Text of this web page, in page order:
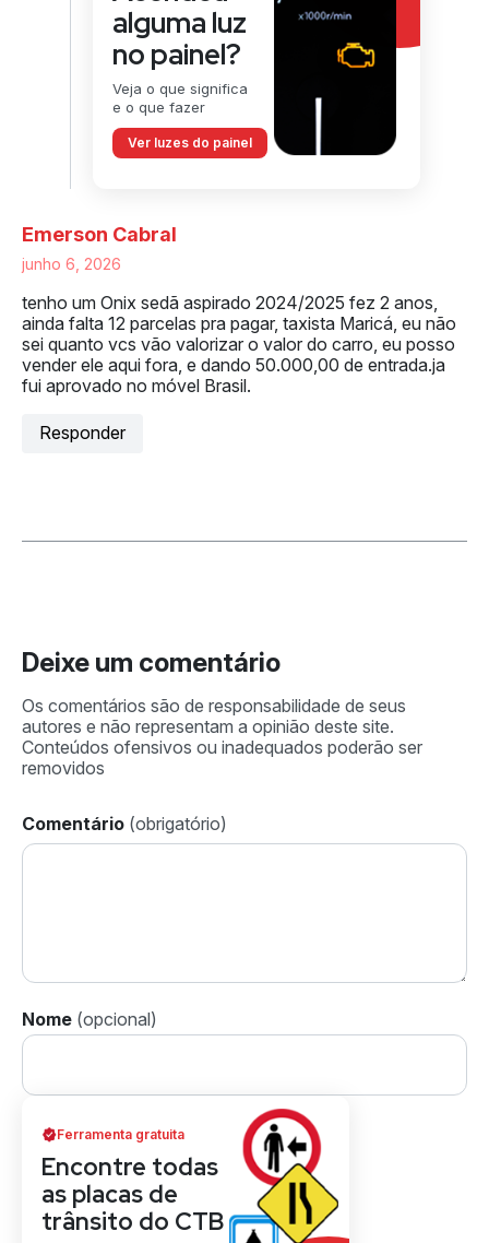
alguma luz
no painel?
Veja o que significa
e o que fazer
Ver luzes do painel
Emerson Cabral
junho 6, 2026
tenho um Onix sedã aspirado 2024/2025 fez 2 anos,
ainda falta 12 parcelas pra pagar, taxista Maricá, eu não
sei quanto vcs vão valorizar o valor do carro, eu posso
vender ele aqui fora, e dando 50.000,00 de entrada.ja
fui aprovado no móvel Brasil.
Responder
Deixe um comentário
Comentário
Nome
Ferramenta gratuita
Encontre todas
as placas de
trânsito do CTB